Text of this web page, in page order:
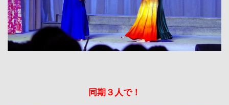
同期３人で！